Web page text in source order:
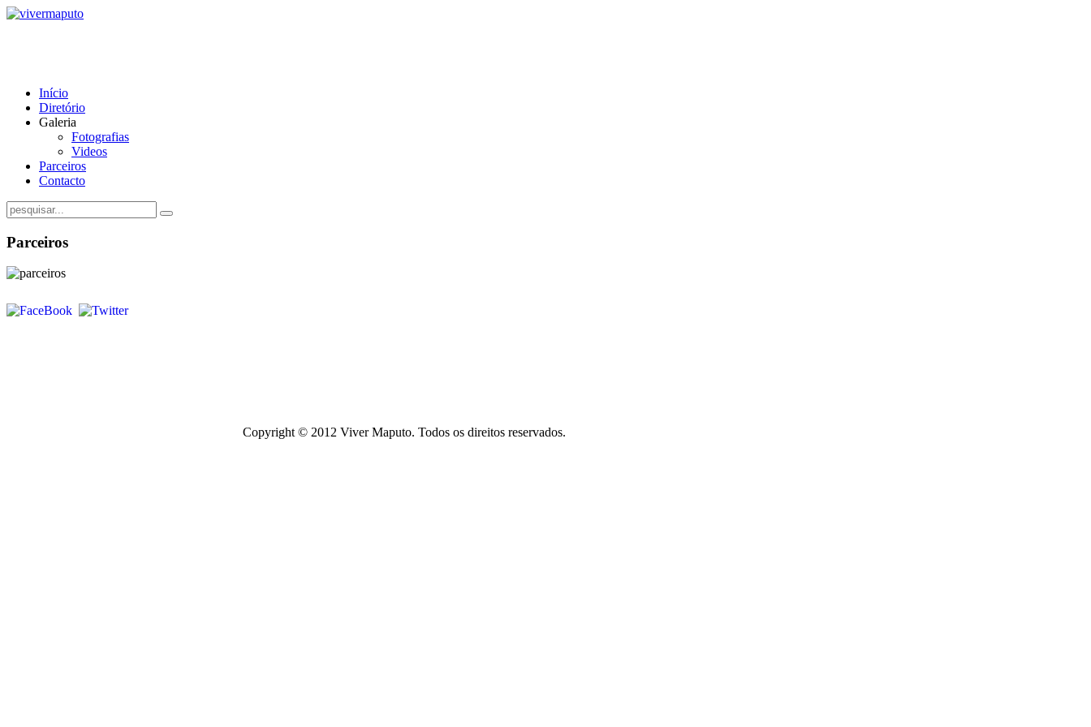
Início
Diretório
Galeria
Fotografias
Videos
Parceiros
Contacto
Parceiros
Copyright © 2012 Viver Maputo. Todos os direitos reservados.